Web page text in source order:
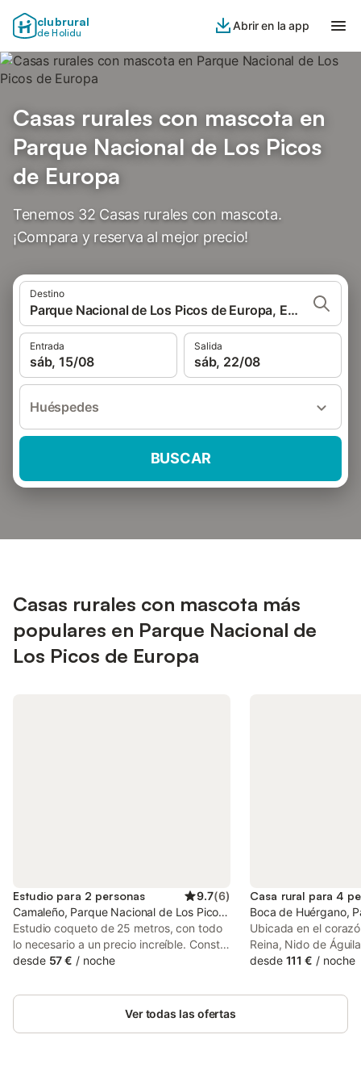
clubrural
de Holidu
Abrir en la app
Casas rurales con mascota en
Parque Nacional de Los Picos
de Europa
Tenemos 32 Casas rurales con mascota.
¡Compara y reserva al mejor precio!
Destino
Parque Nacional de Los Picos de Europa, España
Entrada
sáb, 15/08
Salida
sáb, 22/08
Huéspedes
BUSCAR
Casas rurales con mascota más
populares en Parque Nacional de
Los Picos de Europa
Estudio para 2 personas 9.7(6)
Camaleño, Parque Nacional de Los Picos de Europa
Estudio coqueto de 25 metros, con todo
lo necesario a un precio increíble. Consta
de cama de 150, cocina totalmente
altas. Cuarto de baño completo con
amplia ducha. Es ideal para bolsillos
desde 57 € / noche
Casa rural para 4
Boca de Huérgano,
Ubicada en el
Reina, Nido de
encantadora casa
impresionantes
desde 111 € / noche
Ver todas las ofertas